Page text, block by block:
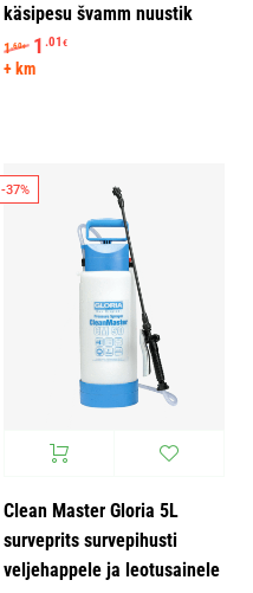
käsipesu švamm nuustik
1.60€ Algne hind oli: 1.60€.
1 .01€
+ km
-37%
Clean Master Gloria 5L
surveprits survepihusti
veljehappele ja leotusainele